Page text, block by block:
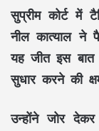
सुप्रीम कोर्ट
नील कात्याल ने
यह जीत इस बात
सुधार करने की
उन्होंने जोर